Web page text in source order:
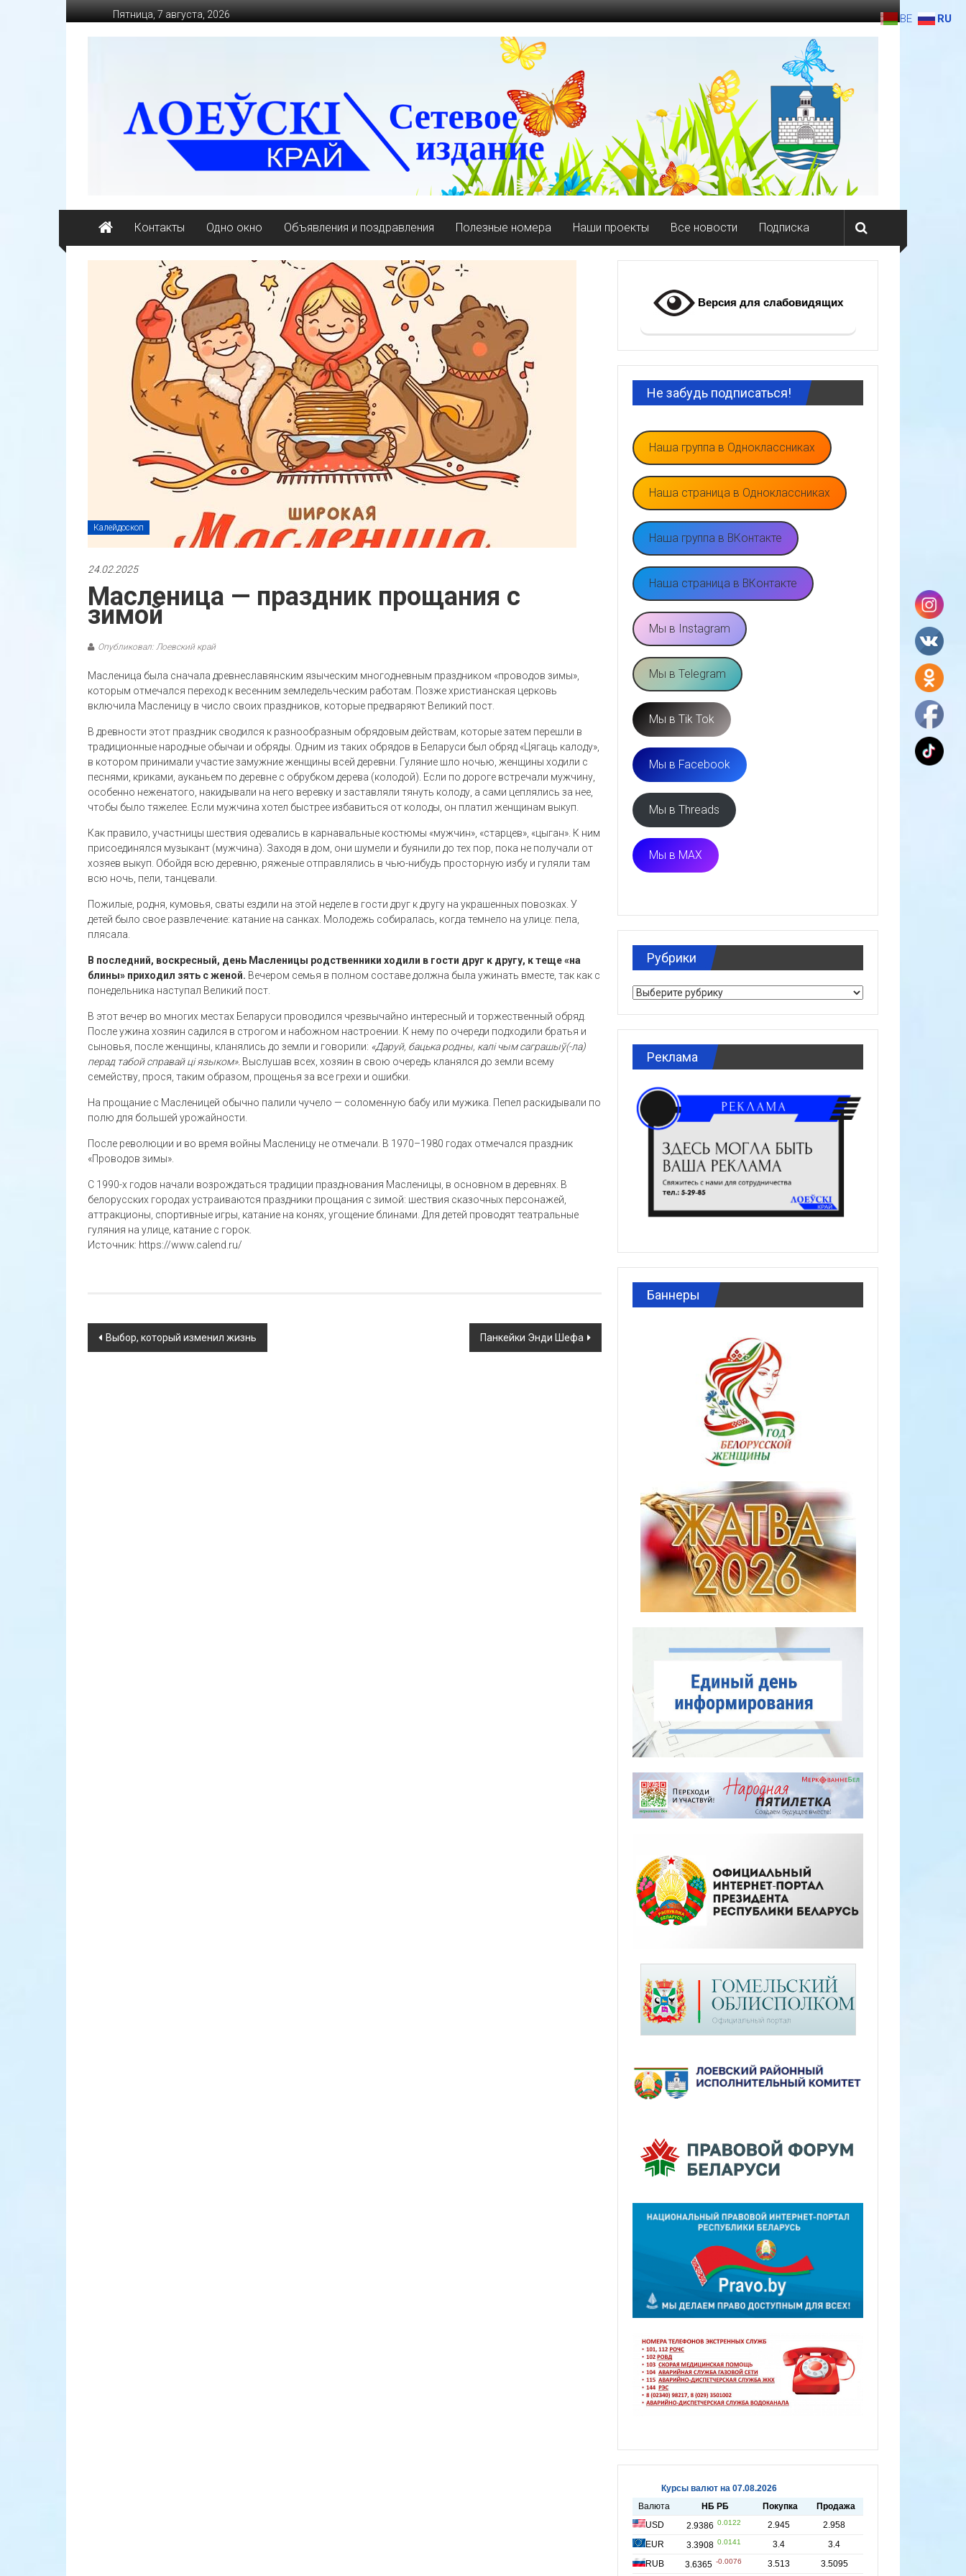
к
содержимому
Пятница, 7 августа, 2026
массово-
политическая
Контакты Одно окно Объявления и поздравления Полезные номера Наши проекты Все новости Подписка
Калейдоскоп
24.02.2025
Масленица — праздник прощания с
зимой
Опубликовал: Лоевский край
Масленица была сначала древнеславянским языческим многодневным праздником «проводов зимы»,
которым отмечался переход к весенним земледельческим работам. Позже христианская церковь
включила Масленицу в число своих праздников, которые предваряют Великий пост.
В древности этот праздник сводился к разнообразным обрядовым действам, которые затем перешли в
традиционные народные обычаи и обряды. Одним из таких обрядов в Беларуси был обряд «Цягаць калоду»,
в котором принимали участие замужние женщины всей деревни. Гуляние шло ночью, женщины ходили с
песнями, криками, ауканьем по деревне с обрубком дерева (колодой). Если по дороге встречали мужчину,
особенно неженатого, накидывали на него веревку и заставляли тянуть колоду, а сами цеплялись за нее,
чтобы было тяжелее. Если мужчина хотел быстрее избавиться от колоды, он платил женщинам выкуп.
Как правило, участницы шествия одевались в карнавальные костюмы «мужчин», «старцев», «цыган». К ним
присоединялся музыкант (мужчина). Заходя в дом, они шумели и буянили до тех пор, пока не получали от
хозяев выкуп. Обойдя всю деревню, ряженые отправлялись в чью-нибудь просторную избу и гуляли там
всю ночь, пели, танцевали.
Пожилые, родня, кумовья, сваты ездили на этой неделе в гости друг к другу на украшенных повозках. У
детей было свое развлечение: катание на санках. Молодежь собиралась, когда темнело на улице: пела,
плясала.
В последний, воскресный, день Масленицы родственники ходили в гости друг к другу, к теще «на
блины» приходил зять с женой. Вечером семья в полном составе должна была ужинать вместе, так как с
понедельника наступал Великий пост.
В этот вечер во многих местах Беларуси проводился чрезвычайно интересный и торжественный обряд.
После ужина хозяин садился в строгом и набожном настроении. К нему по очереди подходили братья и
сыновья, после женщины, кланялись до земли и говорили: «Даруй, бацька родны, калі чым саграшыў(-ла)
перад табой справай ці языком». Выслушав всех, хозяин в свою очередь кланялся до земли всему
семейству, прося, таким образом, прощенья за все грехи и ошибки.
На прощание с Масленицей обычно палили чучело — соломенную бабу или мужика. Пепел раскидывали по
полю для большей урожайности.
После революции и во время войны Масленицу не отмечали. В 1970–1980 годах отмечался праздник
«Проводов зимы».
С 1990-х годов начали возрождаться традиции празднования Масленицы, в основном в деревнях. В
белорусских городах устраиваются праздники прощания с зимой: шествия сказочных персонажей,
аттракционы, спортивные игры, катание на конях, угощение блинами. Для детей проводят театральные
гуляния на улице, катание с горок.
Источник: https://www.calend.ru/
Навигация
Выбор, который изменил жизнь Панкейки Энди Шефа
Версия для слабовидящих
Не забудь подписаться!
Наша группа в Одноклассниках
Наша страница в Одноклассниках
Наша группа в ВКонтакте
Наша страница в ВКонтакте
Мы в Instagram
Мы в Telegram
Мы в Tik Tok
Мы в Facebook
Мы в Threads
Мы в MAX
Рубрики
Рубрики
Реклама
Баннеры
BE RU